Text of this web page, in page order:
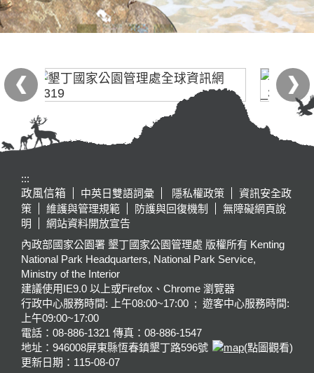
:::
政風信箱
中英日雙語詞彙 隱私權政策
資訊安全政
策
維護與管理規範 防護與回復機制
無障礙網頁說
明
網站資料開放宣告
內政部國家公園署 墾丁國家公園管理處 版權所有 Kenting
National Park Headquarters, National Park Service,
Ministry of the Interior
建議使用IE9.0 以上或Firefox、Chrome 瀏覽器
行政中心服務時間: 上午08:00~17:00 ; 遊客中心服務時間:
上午09:00~17:00
電話：08-886-1321 傳真：08-886-1547
地址：946008屏東縣恆春鎮墾丁路596號
(點圖觀看)
更新日期： 115-08-07